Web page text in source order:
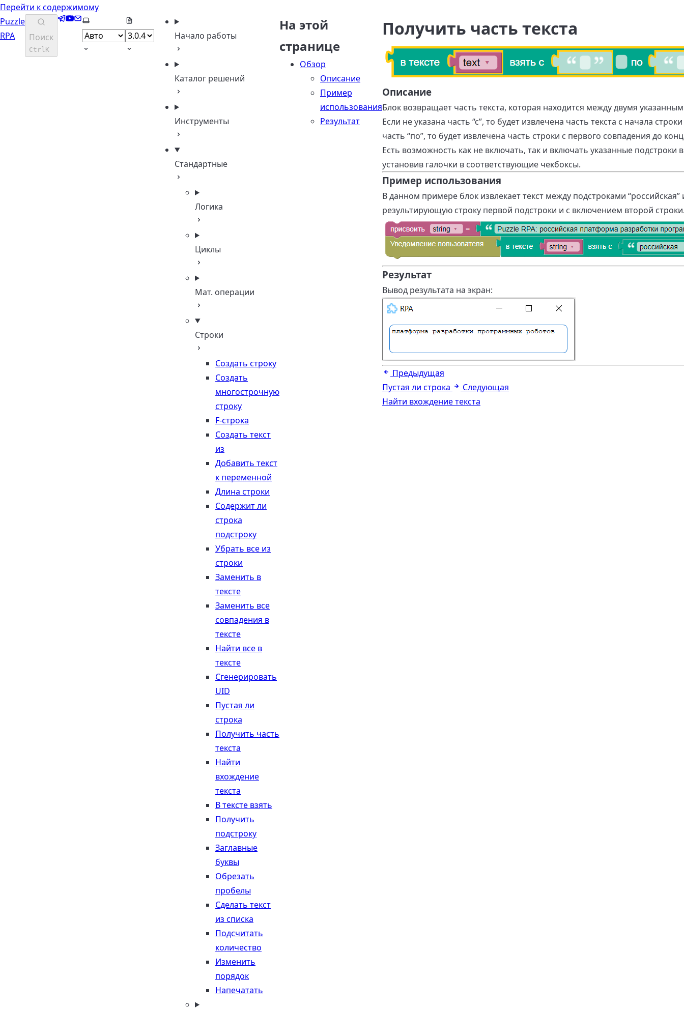
Перейти к содержимому
Puzzle
RPA
Поиск
CtrlK
Telegram
YouTube
EmailВыберите тему
Начало работы
Каталог решений
Инструменты
Стандартные
Логика
Циклы
Мат. операции
Строки
Создать строку
Создать
многострочную
строку
F-строка
Создать текст
из
Добавить текст
к переменной
Длина строки
Содержит ли
строка
подстроку
Убрать все из
строки
Заменить в
тексте
Заменить все
совпадения в
тексте
Найти все в
тексте
Сгенерировать
UID
Пустая ли
строка
Получить часть
текста
Найти
вхождение
текста
В тексте взять
Получить
подстроку
Заглавные
буквы
Обрезать
пробелы
Сделать текст
из списка
Подсчитать
количество
Изменить
порядок
Напечатать
На этой
странице
Обзор
Описание
Пример
использования
Результат
Получить часть текста
Описание
Блок возвращает часть текста, которая находится между двумя
Если не указана часть “с”, то будет извлечена часть текста с начала
часть “по”, то будет извлечена часть строки с первого совпадения до
Есть возможность как не включать, так и включать указанные подстроки
установив галочки в соответствующие чекбоксы.
Пример использования
В данном примере блок извлекает текст между подстроками
результирующую строку первой подстроки и с включением второй
Результат
Вывод результата на экран:
Предыдущая
Пустая ли строка
Следующая
Найти вхождение текста